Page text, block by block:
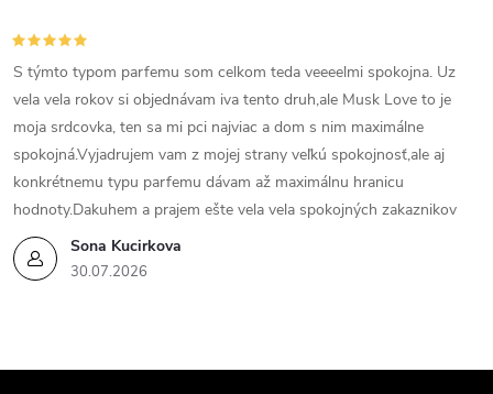
Sona Kucirkova
30.07.2026
S týmto typom parfemu som celkom teda veeeelmi spokojna. Uz
vela vela rokov si objednávam iva tento druh,ale Musk Love to je
moja srdcovka, ten sa mi pci najviac a dom s nim maximálne
spokojná.Vyjadrujem vam z mojej strany veľkú spokojnosť,ale aj
konkrétnemu typu parfemu dávam až maximálnu hranicu
hodnoty.Dakuhem a prajem ešte vela vela spokojných zakaznikov